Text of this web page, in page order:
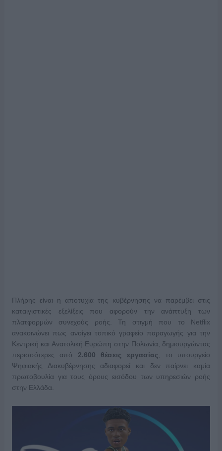
Πλήρης είναι η αποτυχία της κυβέρνησης να παρέμβει στις
καταιγιστικές εξελίξεις που αφορούν την ανάπτυξη των
πλατφορμών συνεχούς ροής. Τη στιγμή που το Netflix
ανακοινώνει πως ανοίγει τοπικό γραφείο παραγωγής για την
Κεντρική και Ανατολική Ευρώπη στην Πολωνία, δημιουργώντας
περισσότερες από 2.600 θέσεις εργασίας , το υπουργείο
Ψηφιακής Διακυβέρνησης αδιαφορεί και δεν παίρνει καμία
πρωτοβουλία για τους όρους εισόδου των υπηρεσιών ροής
στην Ελλάδα.